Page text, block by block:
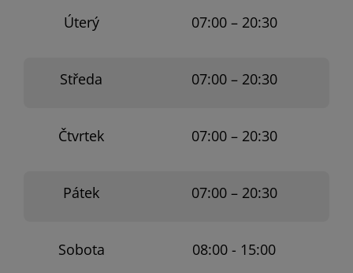
Úterý 07:00 – 20:30
Středa 07:00 – 20:30
Čtvrtek 07:00 – 20:30
Pátek 07:00 – 20:30
Sobota 08:00 - 15:00